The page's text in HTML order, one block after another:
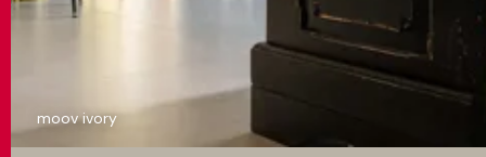
moov ivory